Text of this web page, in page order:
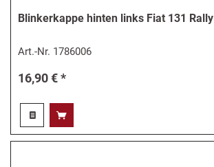
Blinkerkappe hinten links Fiat 131 Rally
Art.-Nr. 1786006
16,90 € *